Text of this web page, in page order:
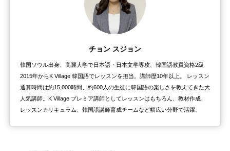
チョン スジョン
韓国ソウル出身、高麗大学で日本語・日本文学専攻、韓国語教員資格2級
2015年からK Village 韓国語でレッスンを担当。講師歴10年以上。 レッスン
通算時間は約15,000時間、約600人の生徒に韓国語の楽しさを教えてきた大
人気講師。K Village プレミア講師としてレッスンはもちろん、教材作成、
レッスンカリキュラム、韓国語講師育成チームなど幅広い分野で活躍。